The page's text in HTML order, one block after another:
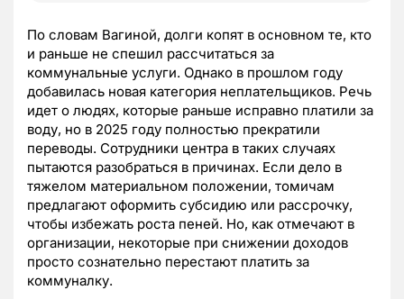
По словам Вагиной, долги копят в основном те, кто
и раньше не спешил рассчитаться за
коммунальные услуги. Однако в прошлом году
добавилась новая категория неплательщиков. Речь
идет о людях, которые раньше исправно платили за
воду, но в 2025 году полностью прекратили
переводы. Сотрудники центра в таких случаях
пытаются разобраться в причинах. Если дело в
тяжелом материальном положении, томичам
предлагают оформить субсидию или рассрочку,
чтобы избежать роста пеней. Но, как отмечают в
организации, некоторые при снижении доходов
просто сознательно перестают платить за
коммуналку.